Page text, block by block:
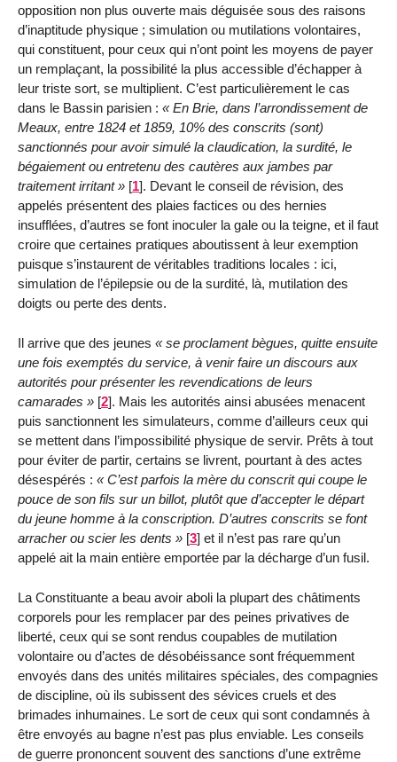
opposition non plus ouverte mais déguisée sous des raisons
d’inaptitude physique ; simulation ou mutilations volontaires,
qui constituent, pour ceux qui n’ont point les moyens de payer
un remplaçant, la possibilité la plus accessible d’échapper à
leur triste sort, se multiplient. C’est particulièrement le cas
dans le Bassin parisien :
En Brie, dans l’arrondissement de
Meaux, entre 1824 et 1859, 10% des conscrits (sont)
sanctionnés pour avoir simulé la claudication, la surdité, le
bégaiement ou entretenu des cautères aux jambes par
traitement irritant
[1]. Devant le conseil de révision, des
appelés présentent des plaies factices ou des hernies
insufflées, d’autres se font inoculer la gale ou la teigne, et il faut
croire que certaines pratiques aboutissent à leur exemption
puisque s’instaurent de véritables traditions locales : ici,
simulation de l’épilepsie ou de la surdité, là, mutilation des
doigts ou perte des dents.
Il arrive que des jeunes
se proclament bègues, quitte ensuite
une fois exemptés du service, à venir faire un discours aux
autorités pour présenter les revendications de leurs
camarades
[2]. Mais les autorités ainsi abusées menacent
puis sanctionnent les simulateurs, comme d’ailleurs ceux qui
se mettent dans l’impossibilité physique de servir. Prêts à tout
pour éviter de partir, certains se livrent, pourtant à des actes
désespérés :
C’est parfois la mère du conscrit qui coupe le
pouce de son fils sur un billot, plutôt que d’accepter le départ
du jeune homme à la conscription. D’autres conscrits se font
arracher ou scier les dents
[3] et il n’est pas rare qu’un
appelé ait la main entière emportée par la décharge d’un fusil.
La Constituante a beau avoir aboli la plupart des châtiments
corporels pour les remplacer par des peines privatives de
liberté, ceux qui se sont rendus coupables de mutilation
volontaire ou d’actes de désobéissance sont fréquemment
envoyés dans des unités militaires spéciales, des compagnies
de discipline, où ils subissent des sévices cruels et des
brimades inhumaines. Le sort de ceux qui sont condamnés à
être envoyés au bagne n’est pas plus enviable. Les conseils
de guerre prononcent souvent des sanctions d’une extrême